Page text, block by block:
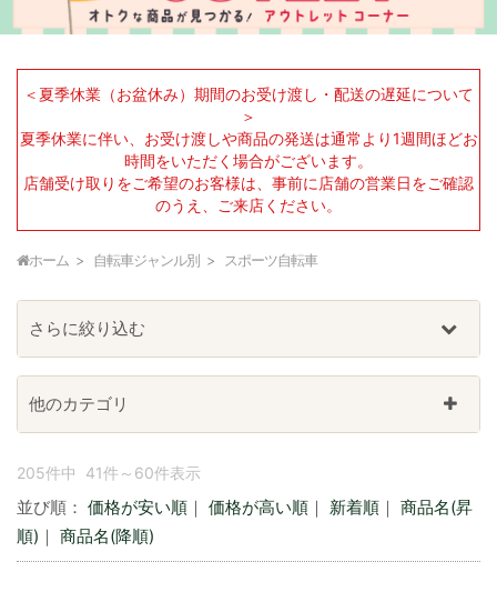
＜夏季休業（お盆休み）期間のお受け渡し・配送の遅延について
＞
夏季休業に伴い、お受け渡しや商品の発送は通常より1週間ほどお
時間をいただく場合がございます。
店舗受け取りをご希望のお客様は、事前に店舗の営業日をご確認
のうえ、ご来店ください。
ホーム 自転車ジャンル別 スポーツ自転車
205件中 41件～60件表示
並び順： 価格が安い順 ｜ 価格が高い順 ｜ 新着順 ｜ 商品名(昇
順) ｜ 商品名(降順)
さらに絞り込む
他のカテゴリ